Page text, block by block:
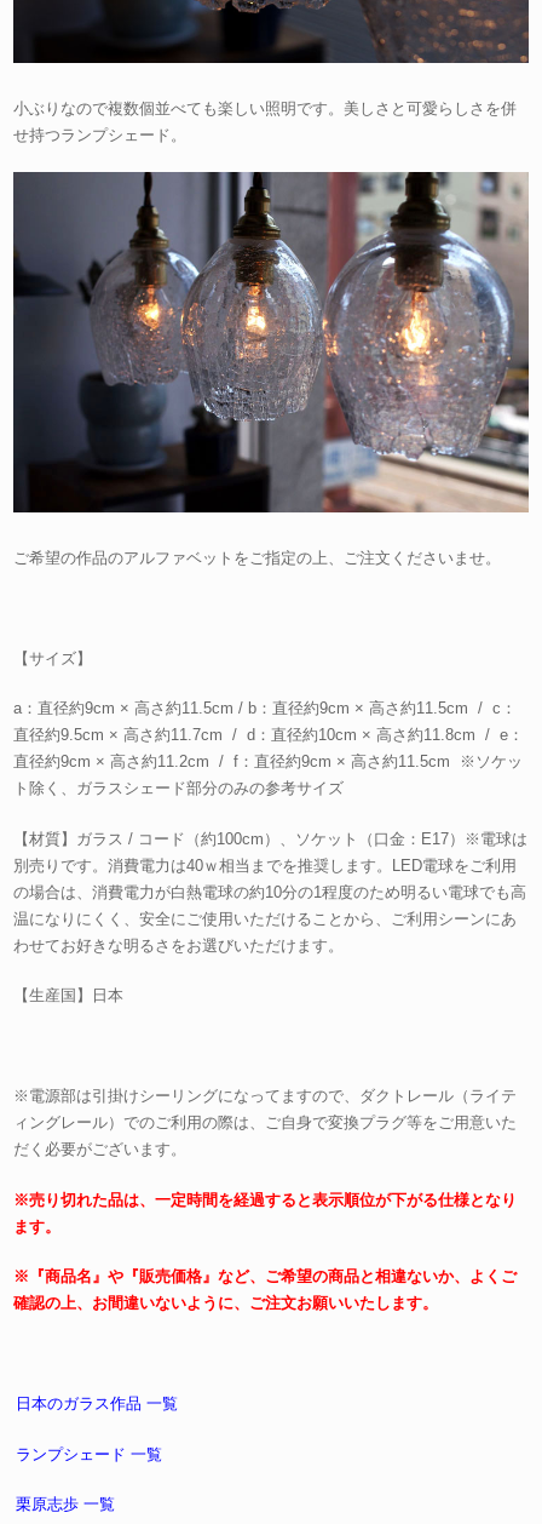
小ぶりなので複数個並べても楽しい照明です。美しさと可愛らしさを併
せ持つランプシェード。
ご希望の作品のアルファベットをご指定の上、ご注文くださいませ。
【サイズ】
a：直径約9cm × 高さ約11.5cm / b：直径約9cm × 高さ約11.5cm / c：
直径約9.5cm × 高さ約11.7cm / d：直径約10cm × 高さ約11.8cm / e：
直径約9cm × 高さ約11.2cm / f：直径約9cm × 高さ約11.5cm ※ソケッ
ト除く、ガラスシェード部分のみの参考サイズ
【材質】ガラス / コード（約100cm）、ソケット（口金：E17）※電球は
別売りです。消費電力は40ｗ相当までを推奨します。LED電球をご利用
の場合は、消費電力が白熱電球の約10分の1程度のため明るい電球でも高
温になりにくく、安全にご使用いただけることから、ご利用シーンにあ
わせてお好きな明るさをお選びいただけます。
【生産国】日本
※電源部は引掛けシーリングになってますので、ダクトレール（ライテ
ィングレール）でのご利用の際は、ご自身で変換プラグ等をご用意いた
だく必要がございます。
※売り切れた品は、一定時間を経過すると表示順位が下がる仕様となり
ます。
※『商品名』や『販売価格』など、ご希望の商品と相違ないか、よくご
確認の上、お間違いないように、ご注文お願いいたします。
日本のガラス作品 一覧
ランプシェード 一覧
栗原志歩 一覧